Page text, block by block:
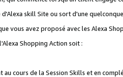
skill Site ou sort d'une
vous avez proposé avec les Alexa
Shopping Action soit :
cours de la Session Skills et en